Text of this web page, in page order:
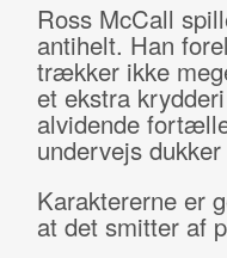
Ross McCall
antihelt. Han
trækker ikke
et ekstra
alvidende
undervejs
Karaktererne er
at det smitter af